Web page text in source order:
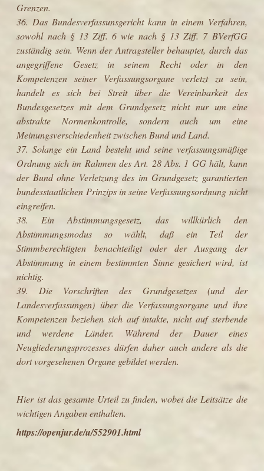
Grenzen.
36. Das Bundesverfassunsgericht kann in einem Verfahren,
sowohl nach § 13 Ziff. 6 wie nach § 13 Ziff. 7 BVerfGG
zuständig sein. Wenn der Antragsteller behauptet, durch das
angegriffene Gesetz in seinem Recht oder in den
Kompetenzen seiner Verfassungsorgane verletzt zu sein,
handelt es sich bei Streit über die Vereinbarkeit des
Bundesgesetzes mit dem Grundgesetz nicht nur um eine
abstrakte Normenkontrolle, sondern auch um eine
Meinungsverschiedenheit zwischen Bund und Land.
37. Solange ein Land besteht und seine verfassungsmäßige
Ordnung sich im Rahmen des Art. 28 Abs. 1 GG hält, kann
der Bund ohne Verletzung des im Grundgesetz garantierten
bundesstaatlichen Prinzips in seine Verfassungsordnung nicht
eingreifen.
38. Ein Abstimmungsgesetz, das willkürlich den
Abstimmungsmodus so wählt, daß ein Teil der
Stimmberechtigten benachteiligt oder der Ausgang der
Abstimmung in einem bestimmten Sinne gesichert wird, ist
nichtig.
39. Die Vorschriften des Grundgesetzes (und der
Landesverfassungen) über die Verfassungsorgane und ihre
Kompetenzen beziehen sich auf intakte, nicht auf sterbende
und werdene Länder. Während der Dauer eines
Neugliederungsprozesses dürfen daher auch andere als die
dort vorgesehenen Organe gebildet werden.
Hier ist das gesamte Urteil zu finden, wobei die Leitsätze die
wichtigen Angaben enthalten.
https://openjur.de/u/552901.html